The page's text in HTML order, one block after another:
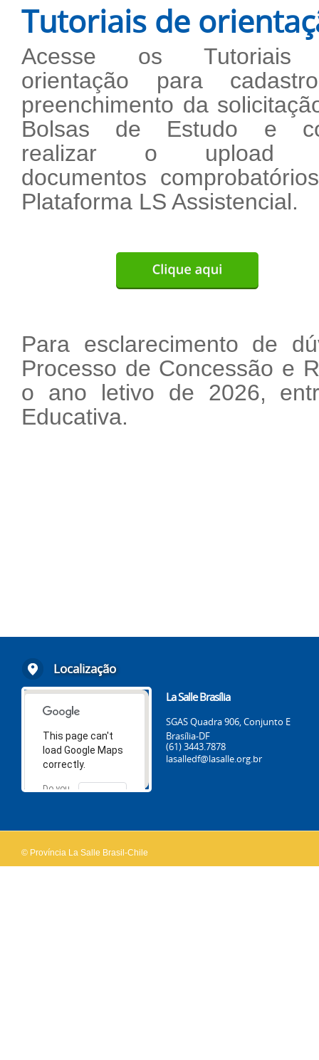
Tutoriais de
Acesse os Tutoriais
orientação para
preenchimento da
Bolsas de Estudo e
realizar o upload
documentos
Plataforma LS Assistencial.
Para esclarecimento de
Processo de Concessão e
o ano letivo de 2026,
Educativa.
Localização
This page can't
load Google Maps
correctly.
Do you
OK
La Salle Brasília
SGAS Quadra 906, Conjunto E
Brasília-DF
(61) 3443.7878
lasalledf@lasalle.org.br
© Província La Salle Brasil-Chile